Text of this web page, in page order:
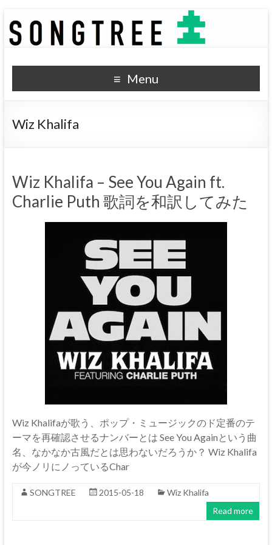
SONGTREE
洋楽歌詞の和訳なら
Menu
Wiz Khalifa
Wiz Khalifa – See You Again ft.
Charlie Puth 歌詞を和訳してみた
Wiz Khalifaが歌う、ポップ・ミュージックのド定番のテ
ーマを再確認させるナンバーとは See You Againという曲
名、なかなか古風だとは思わないだろうか？ Wiz Khalifa
が今ノリにノっているChar
SONGTREE 2015-05-18
Wiz Khalifa
Read more